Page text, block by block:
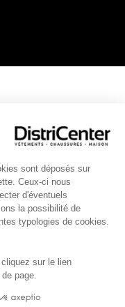
sont déposés sur
Ceux-ci nous
d'éventuels
la possibilité de
typologies de cookies.
sur le lien
page.